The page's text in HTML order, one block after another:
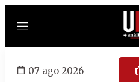
Menú
07 ago 2026